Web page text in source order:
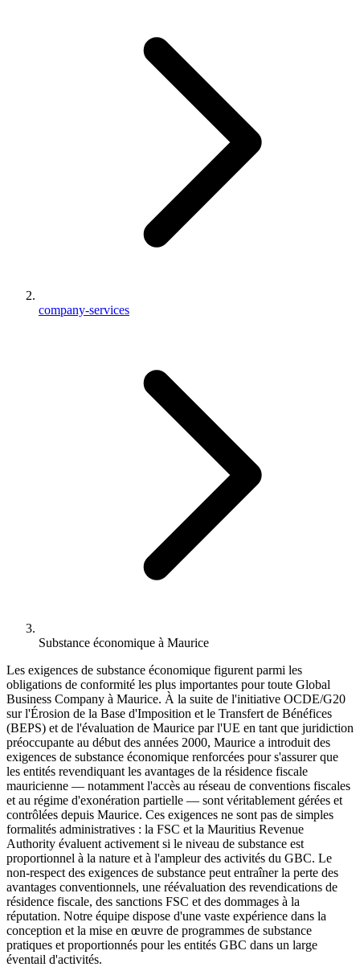
company-services
Substance économique à Maurice
Les exigences de substance économique figurent parmi les
obligations de conformité les plus importantes pour toute Global
Business Company à Maurice. À la suite de l'initiative OCDE/G20
sur l'Érosion de la Base d'Imposition et le Transfert de Bénéfices
(BEPS) et de l'évaluation de Maurice par l'UE en tant que juridiction
préoccupante au début des années 2000, Maurice a introduit des
exigences de substance économique renforcées pour s'assurer que
les entités revendiquant les avantages de la résidence fiscale
mauricienne — notamment l'accès au réseau de conventions fiscales
et au régime d'exonération partielle — sont véritablement gérées et
contrôlées depuis Maurice. Ces exigences ne sont pas de simples
formalités administratives : la FSC et la Mauritius Revenue
Authority évaluent activement si le niveau de substance est
proportionnel à la nature et à l'ampleur des activités du GBC. Le
non-respect des exigences de substance peut entraîner la perte des
avantages conventionnels, une réévaluation des revendications de
résidence fiscale, des sanctions FSC et des dommages à la
réputation. Notre équipe dispose d'une vaste expérience dans la
conception et la mise en œuvre de programmes de substance
pratiques et proportionnés pour les entités GBC dans un large
éventail d'activités.